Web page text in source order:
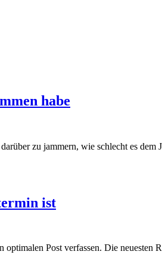
habe
zu jammern, wie schlecht es dem
ist
Post verfassen. Die neuesten